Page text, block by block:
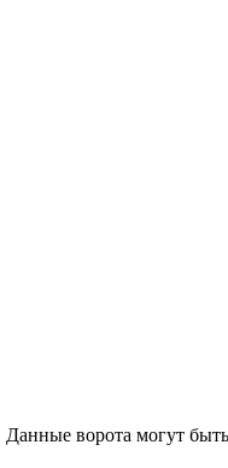
ворота могут